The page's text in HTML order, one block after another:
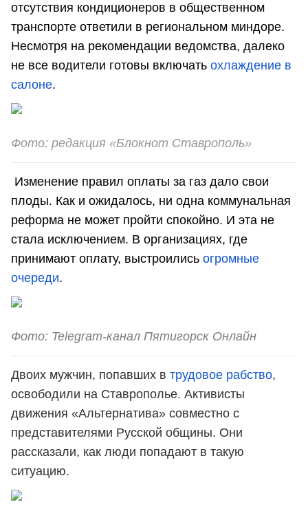
отсутствия кондиционеров в общественном
транспорте ответили в региональном миндоре.
Несмотря на рекомендации ведомства, далеко
не все водители готовы включать охлаждение в
салоне.
Фото: редакция «Блокнот Ставрополь»
Изменение правил оплаты за газ дало свои
плоды. Как и ожидалось, ни одна коммунальная
реформа не может пройти спокойно. И эта не
стала исключением. В организациях, где
принимают оплату, выстроились огромные
очереди.
Фото: Telegram-канал Пятигорск Онлайн
Двоих мужчин, попавших в трудовое рабство,
освободили на Ставрополье. Активисты
движения «Альтернатива» совместно с
представителями Русской общины. Они
рассказали, как люди попадают в такую
ситуацию.